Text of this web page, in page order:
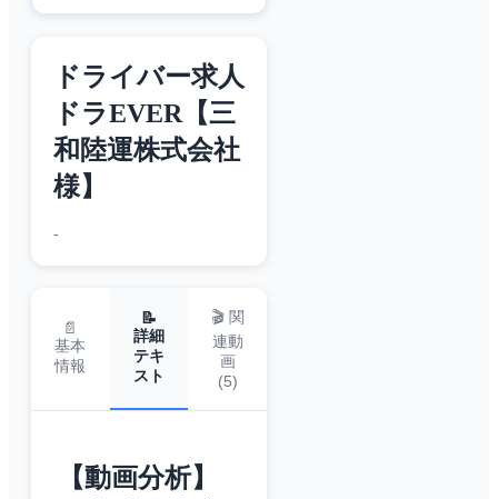
ドライバー求人
ドラEVER【三
和陸運株式会社
様】
-
📄
基本
情報
📝
詳細
テキ
スト
🎬 関
連動
画
(5)
【動画分析】